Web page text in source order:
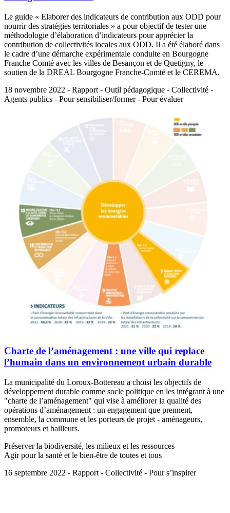
Le guide « Elaborer des indicateurs de contribution aux ODD pour
nourrir des stratégies territoriales » a pour objectif de tester une
méthodologie d’élaboration d’indicateurs pour apprécier la
contribution de collectivités locales aux ODD. Il a été élaboré dans
le cadre d’une démarche expérimentale conduite en Bourgogne
Franche Comté avec les villes de Besançon et de Quetigny, le
soutien de la DREAL Bourgogne Franche-Comté et le CEREMA.
18 novembre 2022 - Rapport - Outil pédagogique - Collectivité -
Agents publics - Pour sensibiliser/former - Pour évaluer
Charte de l’aménagement : une ville qui replace
l’humain dans un environnement urbain durable
La municipalité du Loroux-Bottereau a choisi les objectifs de
développement durable comme socle politique en les intégrant à une
"charte de l’aménagement" qui vise à améliorer la qualité des
opérations d’aménagement : un engagement que prennent,
ensemble, la commune et les porteurs de projet - aménageurs,
promoteurs et bailleurs.
Préserver la biodiversité, les milieux et les ressources
Agir pour la santé et le bien-être de toutes et tous
16 septembre 2022 - Rapport - Collectivité - Pour s’inspirer